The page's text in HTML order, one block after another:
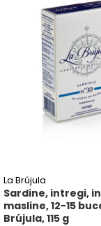
La Brújula
Sardine, intregi,
masline, 12-15
Brújula, 115 g